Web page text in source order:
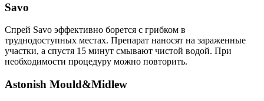
Savo
Спрей Savo эффективно борется с грибком в
труднодоступных местах. Препарат наносят на зараженные
участки, а спустя 15 минут смывают чистой водой. При
необходимости процедуру можно повторить.
Astonish Mould&Midlew